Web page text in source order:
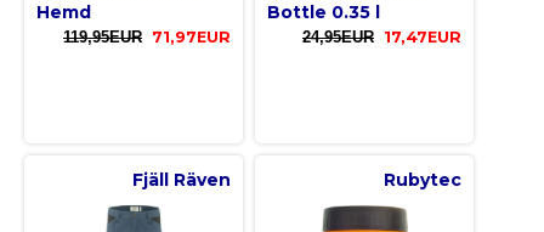
Hemd
119,95EUR 71,97EUR
Bottle 0.35 l
24,95EUR 17,47EUR
Fjäll Räven Rubytec